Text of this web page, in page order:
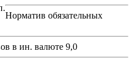
Норматив обязательных
в ин. валюте 9,0